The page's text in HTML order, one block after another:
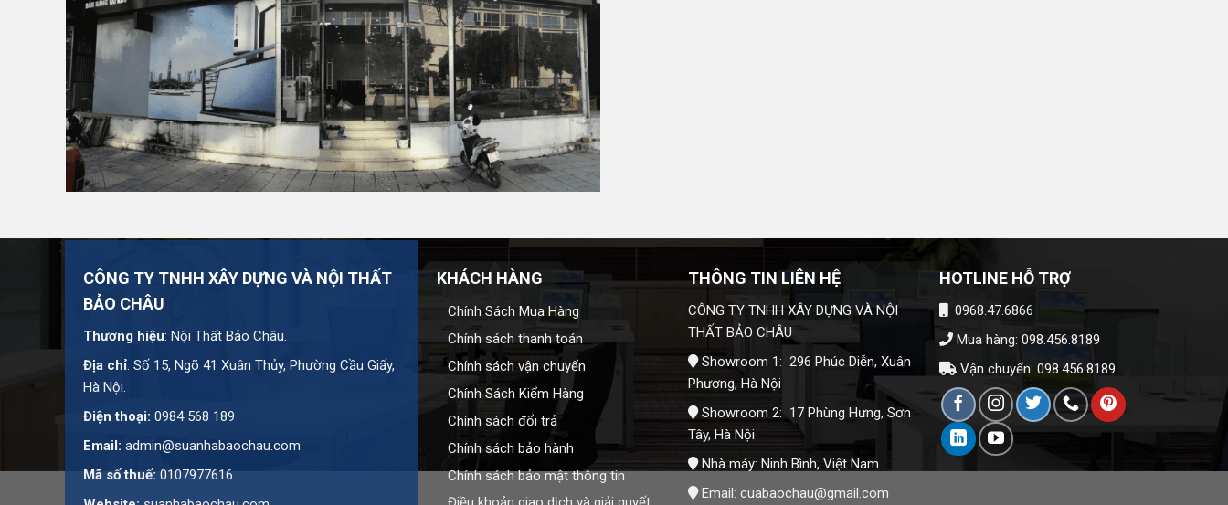
Hotline:
0984 568 189
Email:
admin@suanhabaochau.com
Website:suanhabaochau.com
Cần tư vấn thêm về mẫu này? Đội ngũ Bảo Châu sẵn sàng khảo sát và báo giá chi tiết theo đúng nhu cầu của
bạn.
CÔNG TY TNHH XÂY DỰNG VÀ NỘI THẤT
BẢO CHÂU
Thương hiệu: Nội Thất Bảo Châu.
Địa chỉ: Số 15, Ngõ 41 Xuân Thủy, Phường Cầu Giấy,
Hà Nội.
Điện thoại: 0984 568 189
Email: admin@suanhabaochau.com
Mã số thuế: 0107977616
KHÁCH HÀNG
Chính Sách Mua Hàng
Chính sách thanh toán
Chính sách vận chuyển
Chính Sách Kiểm Hàng
Chính sách đổi trả
Chính sách bảo hành
Chính sách bảo mật thông tin
THÔNG TIN LIÊN HỆ
CÔNG TY TNHH XÂY DỰNG VÀ NỘI
THẤT BẢO CHÂU
Showroom 1: 296 Phúc Diễn, Xuân
Phương, Hà Nội
Showroom 2: 17 Phùng Hưng, Sơn
Tây, Hà Nội
Nhà máy: Ninh Bình, Việt Nam
Email: cuabaochau@gmail.com
HOTLINE HỖ TRỢ
0968.47.6866
Mua hàng: 098.456.8189
Vận chuyển: 098.456.8189